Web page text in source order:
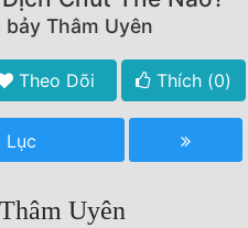
Thâm Uyên
Theo Dõi Thích (0)
Lục
Uyên